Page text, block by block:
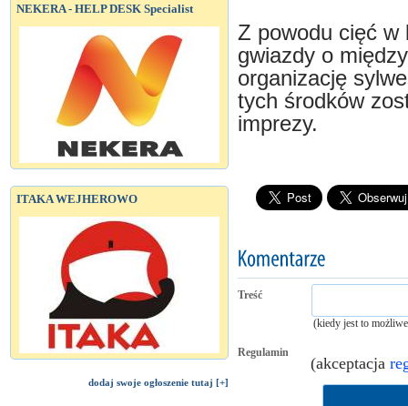
NEKERA - HELP DESK Specialist
ITAKA WEJHEROWO
dodaj swoje ogłoszenie tutaj [+]
Z powodu cięć w
gwiazdy o
organizację
tych środków
imprezy.
Treść
(kiedy jest to
Regulamin
(akceptacja